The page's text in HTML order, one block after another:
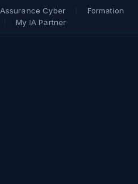
Assurance Cyber
Formation
My IA Partner